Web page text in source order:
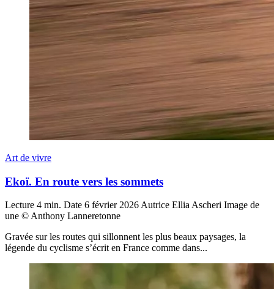
Art de vivre
Ekoï. En route vers les sommets
Lecture 4 min. Date 6 février 2026 Autrice Ellia Ascheri Image de
une © Anthony Lanneretonne
Gravée sur les routes qui sillonnent les plus beaux paysages, la
légende du cyclisme s’écrit en France comme dans...